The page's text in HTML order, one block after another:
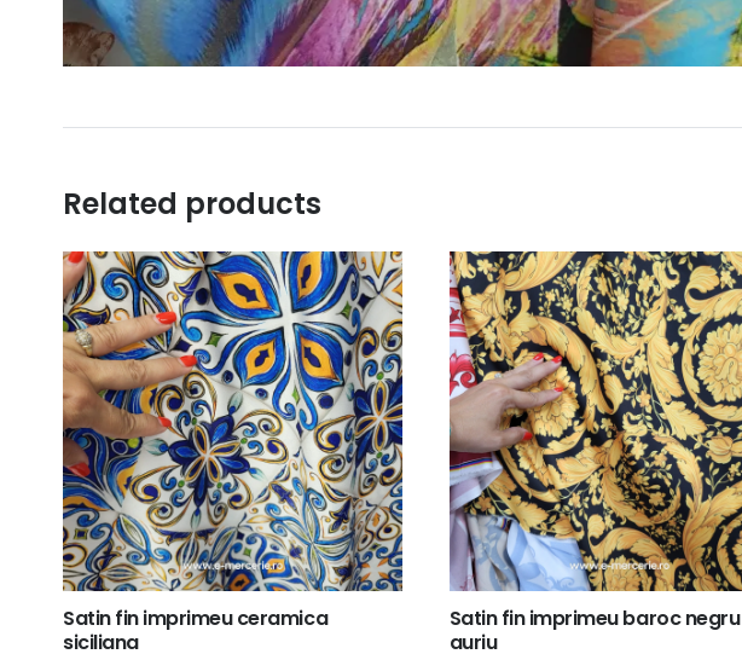
Related products
Satin fin imprimeu ceramica
siciliana
Satin fin imprimeu baroc negru
auriu